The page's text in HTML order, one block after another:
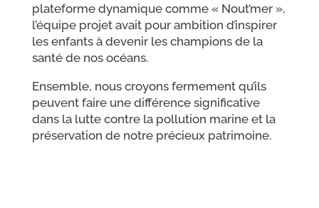
plateforme dynamique comme « Nout’mer »,
l’équipe projet avait pour ambition d’inspirer
les enfants à devenir les champions de la
santé de nos océans.
Ensemble, nous croyons fermement qu’ils
peuvent faire une différence significative
dans la lutte contre la pollution marine et la
préservation de notre précieux patrimoine.